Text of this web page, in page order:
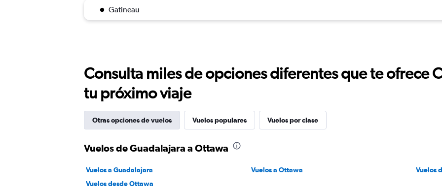
Gatineau
Consulta miles de opciones diferentes que te ofrece
tu próximo viaje
Otras opciones de vuelos Vuelos populares Vuelos por clase
Vuelos de Guadalajara a Ottawa
Vuelos a Guadalajara Vuelos a Ottawa
Vuelos
Vuelos desde Ottawa